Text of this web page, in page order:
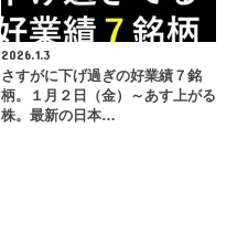
2026.1.3
さすがに下げ過ぎの好業績７銘
柄。１月２日（金）～あす上がる
株。最新の日本…